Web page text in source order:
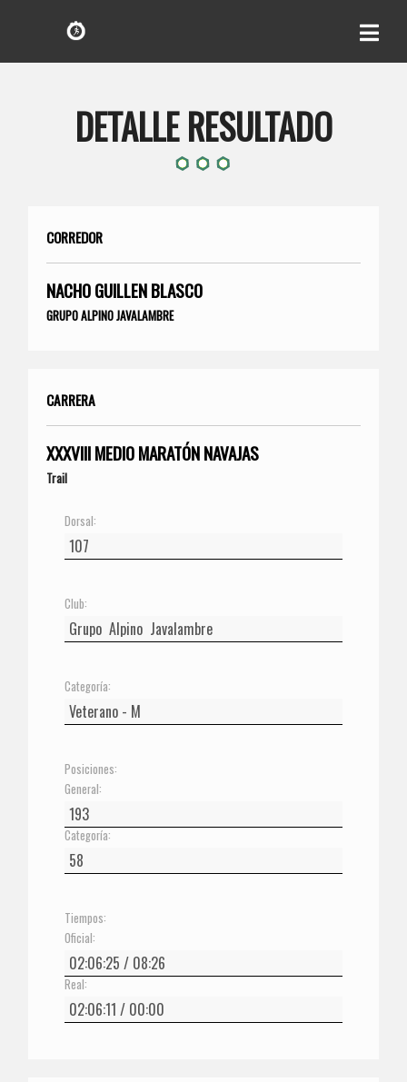
DETALLE RESULTADO
CORREDOR
NACHO GUILLEN BLASCO
GRUPO ALPINO JAVALAMBRE
CARRERA
XXXVIII MEDIO MARATÓN NAVAJAS
Trail
Dorsal:
Club:
Categoría:
Posiciones:
General:
Categoría:
Tiempos:
Oficial:
Real: